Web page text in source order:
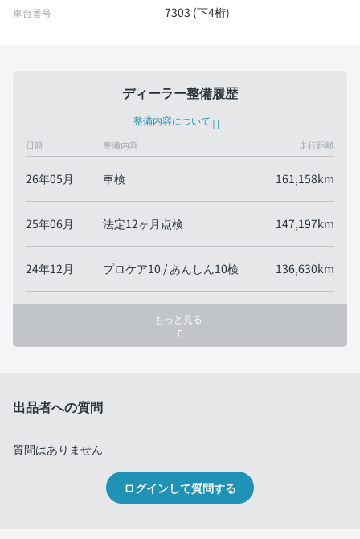
車台番号 7303 (下4桁)
ディーラー整備履歴
整備内容について
日時 整備内容 走行距離
26年05月 車検 161,158km
25年06月 法定12ヶ月点検 147,197km
24年12月 プロケア10 / あんしん10検 136,630km
もっと見る
出品者への質問
質問はありません
ログインして質問する